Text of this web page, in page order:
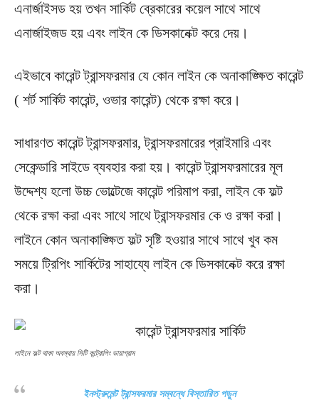
এনার্জাইসড হয় তখন সার্কিট ব্রেকারের কয়েল সাথে সাথে
এনার্জাইজড হয় এবং লাইন কে ডিসকানেক্ট করে দেয়।
এইভাবে কারেন্ট ট্রান্সফরমার যে কোন লাইন কে অনাকাঙ্ক্ষিত কারেন্ট
( শর্ট সার্কিট কারেন্ট, ওভার কারেন্ট) থেকে রক্ষা করে।
সাধারণত কারেন্ট ট্রান্সফরমার, ট্রান্সফরমারের প্রাইমারি এবং
সেকেন্ডারি সাইডে ব্যবহার করা হয়। কারেন্ট ট্রান্সফরমারের মূল
উদ্দেশ্য হলো উচ্চ ভোল্টেজে কারেন্ট পরিমাপ করা, লাইন কে ফল্ট
থেকে রক্ষা করা এবং সাথে সাথে ট্রান্সফরমার কে ও রক্ষা করা।
লাইনে কোন অনাকাঙ্ক্ষিত ফল্ট সৃষ্টি হওয়ার সাথে সাথে খুব কম
সময়ে ট্রিপিং সার্কিটের সাহায্যে লাইন কে ডিসকানেক্ট করে রক্ষা
করা।
লাইনে ফল্ট থাকা অবস্থায় সিটি কন্ট্রোলিং ডায়াগ্রাম
ইনস্ট্রুমেন্ট ট্রান্সফরমার সম্বন্ধে বিস্তারিত পড়ুন